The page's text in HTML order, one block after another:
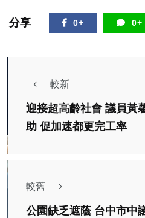
分享 0+ 0+
較新
迎接超高齡社會 議員黃
助 促加速都更完工率
較舊
公園缺乏遮蔭 台中市中